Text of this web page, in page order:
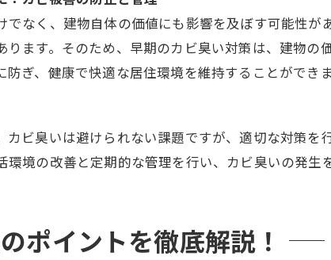
なく、建物自体の価値にも影響を及ぼす可能性が
ます。そのため、早期のカビ臭い対策は、建物
ぎ、健康で快適な居住環境を維持することができま
ビ臭いは避けられない課題ですが、適切な対策
境の改善と定期的な管理を行い、カビ臭いの発生
ポイントを徹底解説！